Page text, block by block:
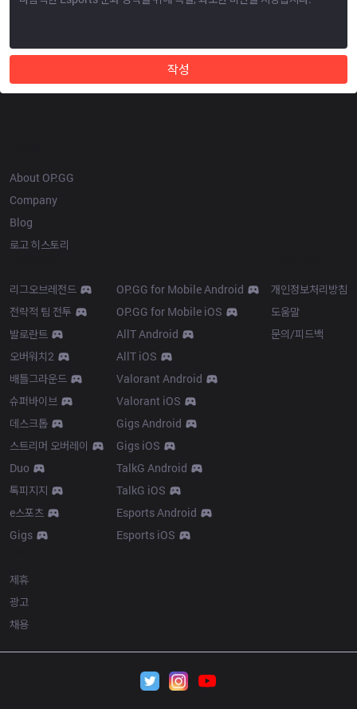
작성
About OP.GG
Company
Blog
로고 히스토리
리그오브레전드
전략적 팀 전투
발로란트
오버워치2
배틀그라운드
슈퍼바이브
데스크톱
스트리머 오버레이
Duo
톡피지지
e스포츠
Gigs
OP.GG for Mobile Android
OP.GG for Mobile iOS
AllT Android
AllT iOS
Valorant Android
Valorant iOS
Gigs Android
Gigs iOS
TalkG Android
TalkG iOS
Esports Android
Esports iOS
개인정보처리방침
도움말
문의/피드백
제휴
광고
채용